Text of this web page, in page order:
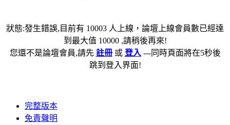
狀態:發生錯誤,目前有 10003 人上線，論壇上線會員數已經達
到最大值 10000 ,請稍後再來!
您還不是論壇會員,請先 註冊或 登入 ---同時頁面將在5秒後
跳到登入界面!
完整版本
免責聲明